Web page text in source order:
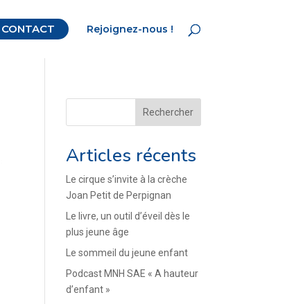
CONTACT Rejoignez-nous !
Rechercher
Articles récents
Le cirque s’invite à la crèche
Joan Petit de Perpignan
Le livre, un outil d’éveil dès le
plus jeune âge
Le sommeil du jeune enfant
Podcast MNH SAE « A hauteur
d’enfant »